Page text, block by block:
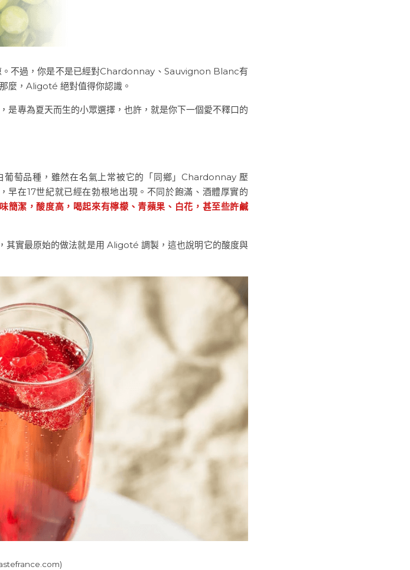
。不過，你是不是已經對Chardonnay、Sauvignon Blanc有
麼，Aligoté 絕對值得你認識。
是專為夏天而生的小眾選擇，也許，就是你下一個愛不釋口的
萄品種，雖然在名氣上常被它的「同鄉」Chardonnay 壓
早在17世紀就已經在勃根地出現。不同於飽滿、酒體厚實的
潔，酸度高，喝起來有檸檬、青蘋果、白花，甚至些許鹹
其實最原始的做法就是用 Aligoté 調製，這也說明它的酸度與
)